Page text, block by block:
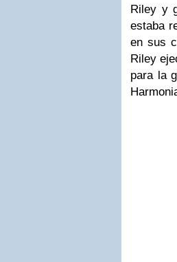
Riley y
estaba
en sus
Riley
para la